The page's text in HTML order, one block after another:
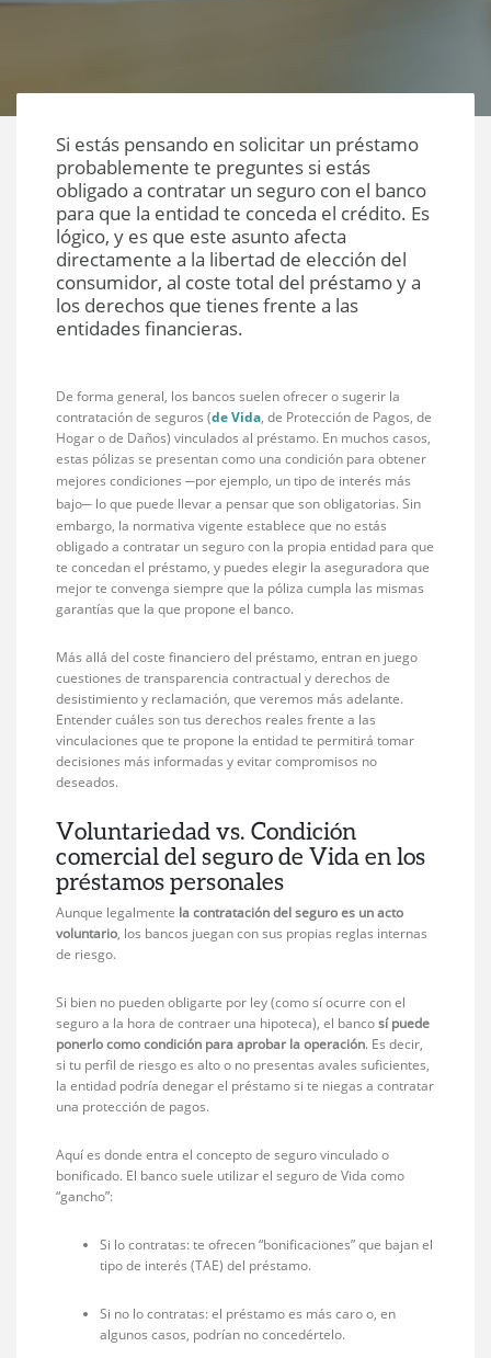
Si estás pensando en solicitar un préstamo
probablemente te preguntes si estás
obligado a contratar un seguro con el banco
para que la entidad te conceda el crédito. Es
lógico, y es que este asunto afecta
directamente a la libertad de elección del
consumidor, al coste total del préstamo y a
los derechos que tienes frente a las
entidades financieras.
De forma general, los bancos suelen ofrecer o sugerir la
contratación de seguros (de Vida, de Protección de Pagos, de
Hogar o de Daños) vinculados al préstamo. En muchos casos,
estas pólizas se presentan como una condición para obtener
mejores condiciones─por ejemplo, un tipo de interés más
bajo─ lo que puede llevar a pensar que son obligatorias. Sin
embargo, la normativa vigente establece que no estás
obligado a contratar un seguro con la propia entidad para que
te concedan el préstamo, y puedes elegir la aseguradora que
mejor te convenga siempre que la póliza cumpla las mismas
garantías que la que propone el banco.
Más allá del coste financiero del préstamo, entran en juego
cuestiones de transparencia contractual y derechos de
desistimiento y reclamación, que veremos más adelante.
Entender cuáles son tus derechos reales frente a las
vinculaciones que te propone la entidad te permitirá tomar
decisiones más informadas y evitar compromisos no
deseados.
Voluntariedad vs. Condición
comercial del seguro de Vida en los
préstamos personales
Aunque legalmente la contratación del seguro es un acto
voluntario, los bancos juegan con sus propias reglas internas
de riesgo.
Si bien no pueden obligarte por ley (como sí ocurre con el
seguro a la hora de contraer una hipoteca), el bancosí puede
ponerlo como condición para aprobar la operación. Es decir,
si tu perfil de riesgo es alto o no presentas avales suficientes,
la entidad podría denegar el préstamo si te niegas a contratar
una protección de pagos.
Aquí es donde entra el concepto de seguro vinculado o
bonificado. El banco suele utilizar el seguro de Vida como
“gancho”:
Si lo contratas: te ofrecen “bonificaciones” que bajan el
tipo de interés (TAE) del préstamo.
Si no lo contratas: el préstamo es más caro o, en
algunos casos, podrían no concedértelo.